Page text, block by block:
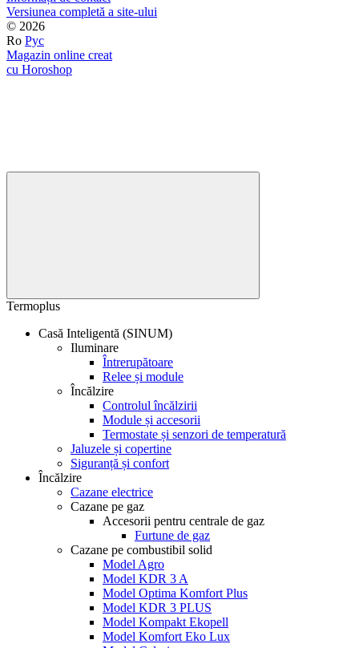
Versiunea completă a site-ului
© 2026
Ro Рус
Magazin online creat
cu Horoshop
Termoplus
Casă Inteligentă (SINUM)
Iluminare
Întrerupătoare
Relee și module
Încălzire
Controlul încălzirii
Module și accesorii
Termostate și senzori de temperatură
Jaluzele și copertine
Siguranță și confort
Încălzire
Cazane electrice
Cazane pe gaz
Accesorii pentru centrale de gaz
Furtune de gaz
Cazane pe combustibil solid
Model Agro
Model KDR 3 A
Model Optima Komfort Plus
Model KDR 3 PLUS
Model Kompakt Ekopell
Model Komfort Eko Lux